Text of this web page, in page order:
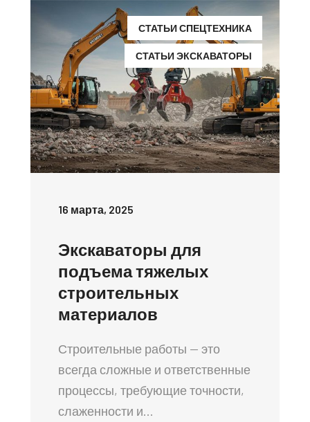
СТАТЬИ СПЕЦТЕХНИКА
СТАТЬИ ЭКСКАВАТОРЫ
16 марта, 2025
Экскаваторы для
подъема тяжелых
строительных
материалов
Строительные работы — это
всегда сложные и ответственные
процессы, требующие точности,
слаженности и…